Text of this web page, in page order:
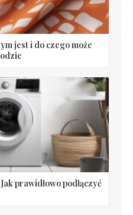
jest i do czego może
prawidłowo podłączyć